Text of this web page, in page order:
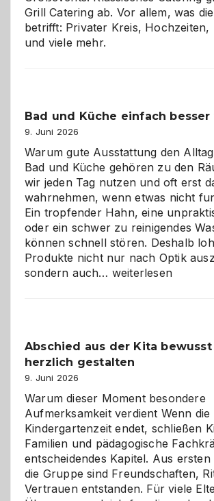
Grill Catering ab. Vor allem, was
betrifft: Privater Kreis, Hochzeiten,
und viele mehr.
Bad und Küche einfach
9. Juni 2026
Warum gute Ausstattung den
Bad und Küche gehören zu den
wir jeden Tag nutzen und oft erst
wahrnehmen, wenn etwas nicht
Ein tropfender Hahn, eine
oder ein schwer zu reinigendes
können schnell stören. Deshalb
Produkte nicht nur nach Optik
sondern auch… Bad
verstehen
weiterlesen
Abschied aus der Kita bewusst
herzlich gestalten
9. Juni 2026
Warum dieser Moment besondere
Aufmerksamkeit verdient Wenn die
Kindergartenzeit endet, schließen
Familien und pädagogische
entscheidendes Kapitel. Aus
die Gruppe sind Freundschaften,
Vertrauen entstanden. Für viele